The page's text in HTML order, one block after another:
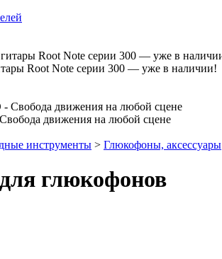
Root Note серии 300 — уже в наличии!
движения на любой сцене
инструменты > Глюкофоны, аксессуары
глюкофонов